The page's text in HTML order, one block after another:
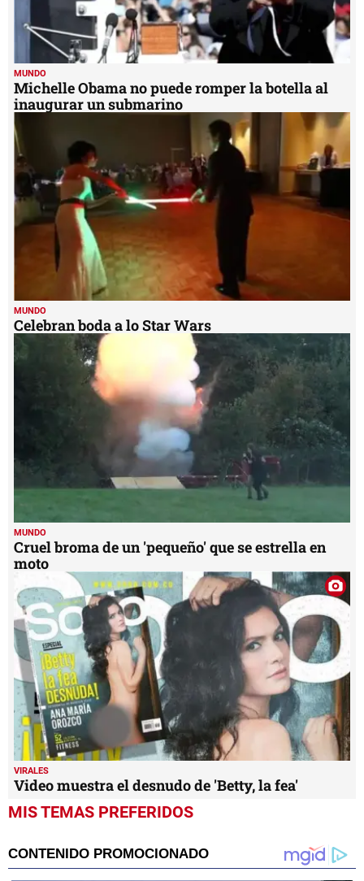
MUNDO
Michelle Obama no puede romper la botella al
inaugurar un submarino
MUNDO
Celebran boda a lo Star Wars
MUNDO
Cruel broma de un 'pequeño' que se estrella en
moto
VIRALES
Video muestra el desnudo de 'Betty, la fea'
MIS TEMAS PREFERIDOS